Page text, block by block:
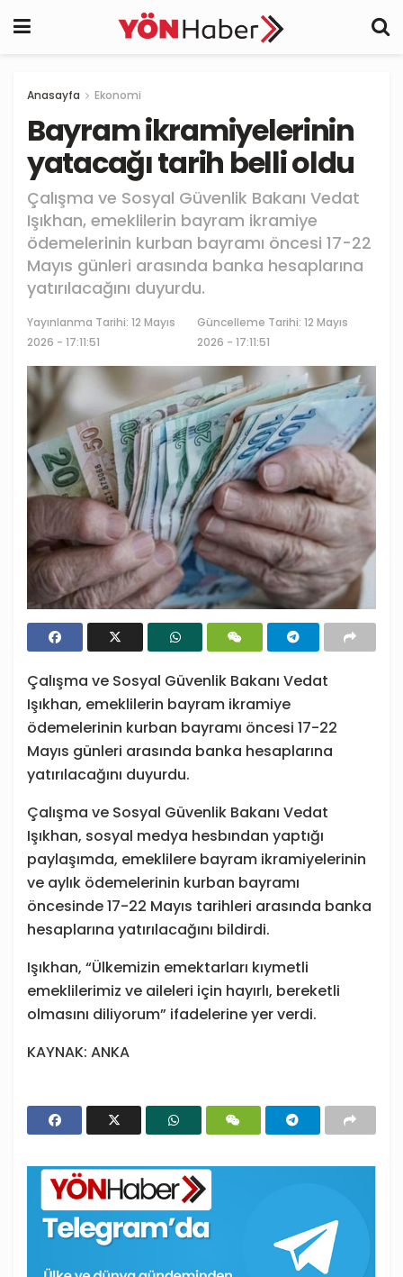
Anasayfa Ekonomi
Bayram ikramiyelerinin
yatacağı tarih belli oldu
Çalışma ve Sosyal Güvenlik Bakanı Vedat
Işıkhan, emeklilerin bayram ikramiye
ödemelerinin kurban bayramı öncesi 17-22
Mayıs günleri arasında banka hesaplarına
yatırılacağını duyurdu.
Yayınlanma Tarihi: 12 Mayıs
2026 - 17:11:51
Güncelleme Tarihi: 12 Mayıs
2026 - 17:11:51
Çalışma ve Sosyal Güvenlik Bakanı Vedat
Işıkhan, emeklilerin bayram ikramiye
ödemelerinin kurban bayramı öncesi 17-22
Mayıs günleri arasında banka hesaplarına
yatırılacağını duyurdu.
Çalışma ve Sosyal Güvenlik Bakanı Vedat
Işıkhan, sosyal medya hesbından yaptığı
paylaşımda, emeklilere bayram ikramiyelerinin
ve aylık ödemelerinin kurban bayramı
öncesinde 17-22 Mayıs tarihleri arasında banka
hesaplarına yatırılacağını bildirdi.
Işıkhan, “Ülkemizin emektarları kıymetli
emeklilerimiz ve aileleri için hayırlı, bereketli
olmasını diliyorum” ifadelerine yer verdi.
KAYNAK: ANKA